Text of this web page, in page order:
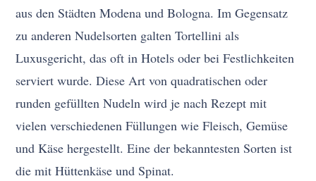
aus den Städten Modena und Bologna. Im Gegensatz
zu anderen Nudelsorten galten Tortellini als
Luxusgericht, das oft in Hotels oder bei Festlichkeiten
serviert wurde. Diese Art von quadratischen oder
runden gefüllten Nudeln wird je nach Rezept mit
vielen verschiedenen Füllungen wie Fleisch, Gemüse
und Käse hergestellt. Eine der bekanntesten Sorten ist
die mit Hüttenkäse und Spinat.